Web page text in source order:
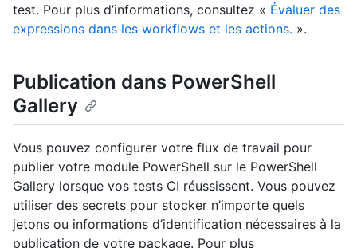
test. Pour plus d’informations, consultez « Évaluer des
expressions dans les workflows et les actions. ».
Publication dans PowerShell
Gallery
Vous pouvez configurer votre flux de travail pour
publier votre module PowerShell sur le PowerShell
Gallery lorsque vos tests CI réussissent. Vous pouvez
utiliser des secrets pour stocker n’importe quels
jetons ou informations d’identification nécessaires à la
publication de votre package. Pour plus